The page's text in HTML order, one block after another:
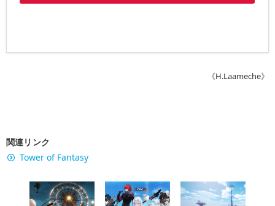
《H.Laameche》
関連リンク
Tower of Fantasy